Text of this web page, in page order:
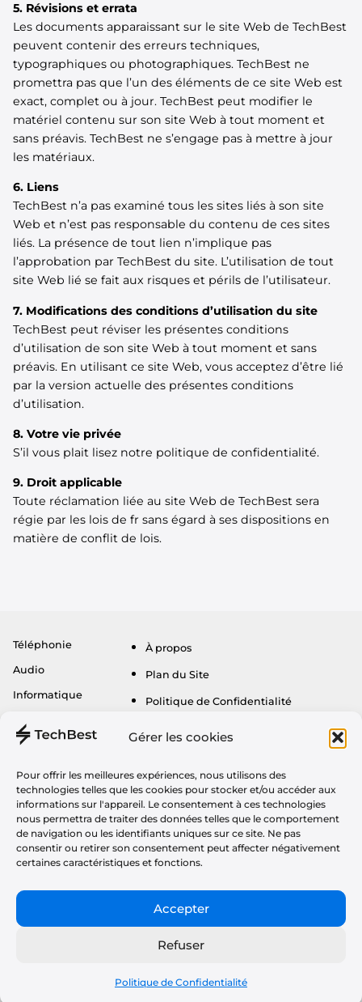
Gérer les cookies
Pour offrir les meilleures expériences, nous utilisons des
technologies telles que les cookies pour stocker et/ou accéder aux
informations sur l'appareil. Le consentement à ces technologies
nous permettra de traiter des données telles que le comportement
de navigation ou les identifiants uniques sur ce site. Ne pas
consentir ou retirer son consentement peut affecter négativement
certaines caractéristiques et fonctions.
Accepter
Refuser
Politique de Confidentialité
5. Révisions et errata
Les documents apparaissant sur le site Web de TechBest
peuvent contenir des erreurs techniques,
typographiques ou photographiques. TechBest ne
promettra pas que l’un des éléments de ce site Web est
exact, complet ou à jour. TechBest peut modifier le
matériel contenu sur son site Web à tout moment et
sans préavis. TechBest ne s’engage pas à mettre à jour
les matériaux.
6. Liens
TechBest n’a pas examiné tous les sites liés à son site
Web et n’est pas responsable du contenu de ces sites
liés. La présence de tout lien n’implique pas
l’approbation par TechBest du site. L’utilisation de tout
site Web lié se fait aux risques et périls de l’utilisateur.
7. Modifications des conditions d’utilisation du site
TechBest peut réviser les présentes conditions
d’utilisation de son site Web à tout moment et sans
préavis. En utilisant ce site Web, vous acceptez d’être lié
par la version actuelle des présentes conditions
d’utilisation.
8. Votre vie privée
S’il vous plait lisez notre politique de confidentialité.
9. Droit applicable
Toute réclamation liée au site Web de TechBest sera
régie par les lois de fr sans égard à ses dispositions en
matière de conflit de lois.
Copyright © 2023 techbest.fr Tous les droits réservés.
Téléphonie
Audio
Informatique
Maison
Tv
Vélos & Trottinettes
Photo
Santé & Sport
À propos
Plan du Site
Politique de Confidentialité